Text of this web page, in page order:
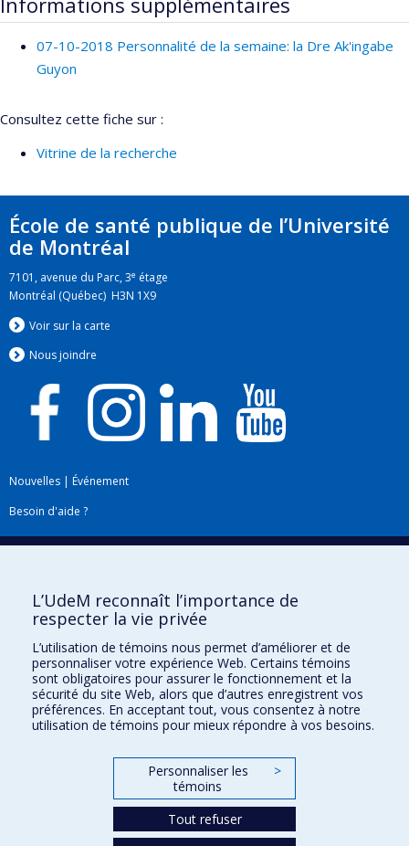
07-10-2018 Personnalité de la semaine: la Dre Ak'ingabe
Guyon
Consultez cette fiche sur :
Vitrine de la recherche
École de santé publique de l’Université
de Montréal
7101, avenue du Parc, 3e étage
Montréal (Québec) H3N 1X9
Voir sur la carte
Nous joindre
Nouvelles | Événement
Besoin d'aide ?
Plan du site|Accessibilité
Téléchargez les logos de l'ESPUM
L’UdeM reconnaît l’importance de
respecter la vie privée
L’utilisation de témoins nous permet d’améliorer et de
personnaliser votre expérience Web. Certains témoins
sont obligatoires pour assurer le fonctionnement et la
sécurité du site Web, alors que d’autres enregistrent vos
préférences. En acceptant tout, vous consentez à notre
utilisation de témoins pour mieux répondre à vos besoins.
Personnaliser les
témoins
>
Tout refuser